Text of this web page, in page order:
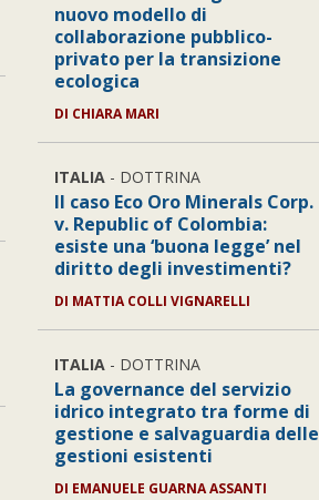
nuovo modello di
collaborazione pubblico-
privato per la transizione
ecologica
DI CHIARA MARI
ITALIA- DOTTRINA
Il caso Eco Oro Minerals Corp.
v. Republic of Colombia:
esiste una ‘buona legge’ nel
diritto degli investimenti?
DI MATTIA COLLI VIGNARELLI
ITALIA- DOTTRINA
La governance del servizio
idrico integrato tra forme di
gestione e salvaguardia delle
gestioni esistenti
DI EMANUELE GUARNA ASSANTI